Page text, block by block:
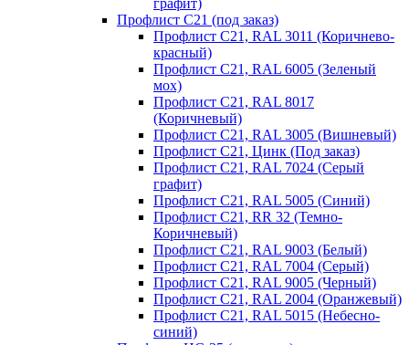
Профлист С21 (под заказ)
Профлист С21, RAL 3011 (Коричнево-
красный)
Профлист С21, RAL 6005 (Зеленый
мох)
Профлист С21, RAL 8017
(Коричневый)
Профлист С21, RAL 3005 (Вишневый)
Профлист С21, Цинк (Под заказ)
Профлист С21, RAL 7024 (Серый
графит)
Профлист С21, RAL 5005 (Синий)
Профлист С21, RR 32 (Темно-
Коричневый)
Профлист С21, RAL 9003 (Белый)
Профлист С21, RAL 7004 (Серый)
Профлист С21, RAL 9005 (Черный)
Профлист С21, RAL 2004 (Оранжевый)
Профлист С21, RAL 5015 (Небесно-
синий)